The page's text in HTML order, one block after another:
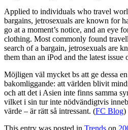
Applied to individuals who travel
bargains, jetrosexuals are known for
go at a moment’s notice, and an eye
clothing. Most commonly found
search of a bargain, jetrosexuals are
them than an iPod and the latest issue
Möjligen väl mycket bs att ge dessa
bakomliggande: att världen blivit
och att det i Asien inte finns samma
vilket i sin tur inte nödvändigtvis
värde – är rätt så intressant. (FC Blog)